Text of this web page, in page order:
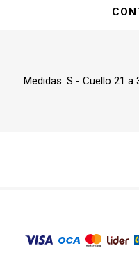
Medidas: S - Cuello 21 a